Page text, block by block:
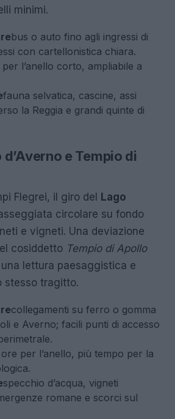
minimi.
bus o auto fino agli ingressi di
con cartellonistica chiara.
l’anello corto, ampliabile a
fauna selvatica, cascine, assi
la Reggia e grandi quinte di
e Tempio di
Flegrei, il giro del
Lago
circolare su fondo
e vigneti. Una deviazione
cosiddetto Tempio di Apollo
lettura paesaggistica e
stesso tragitto.
collegamenti su ferro o gomma
e Averno; facili punti di accesso
ore per l’anello, più tempo per la
specchio d’acqua, vigneti
romane e scorci sul